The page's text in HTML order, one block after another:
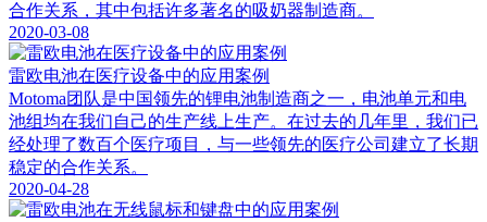
合作关系，其中包括许多著名的吸奶器制造商。
2020-03-08
雷欧电池在医疗设备中的应用案例
Motoma团队是中国领先的锂电池制造商之一，电池单元和电
池组均在我们自己的生产线上生产。在过去的几年里，我们已
经处理了数百个医疗项目，与一些领先的医疗公司建立了长期
稳定的合作关系。
2020-04-28